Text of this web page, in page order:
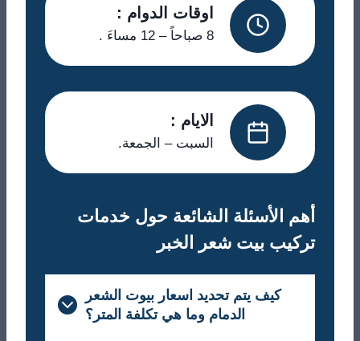
اوقات الدوام :
8 صباحاً – 12 مساءَ .
الايام :
السبت – الجمعة.
أهم الأسئلة الشائعة حول خدمات
تركيب بيت شعر الخبر
كيف يتم تحديد اسعار بيوت الشعر
الدمام وما هي تكلفة المتر؟